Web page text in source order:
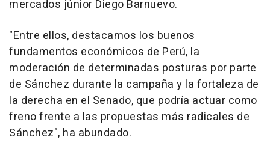
mercados júnior Diego Barnuevo.
"Entre ellos, destacamos los buenos
fundamentos económicos de Perú, la
moderación de determinadas posturas por parte
de Sánchez durante la campaña y la fortaleza de
la derecha en el Senado, que podría actuar como
freno frente a las propuestas más radicales de
Sánchez", ha abundado.